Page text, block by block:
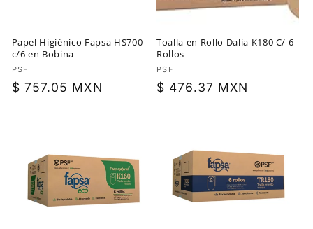
Papel Higiénico Fapsa HS700
c/6 en Bobina
Proveedor:
PSF
Precio
$ 757.05 MXN
Toalla en Rollo Dalia K180 C/ 6
Rollos
Proveedor:
PSF
Precio
$ 476.37 MXN